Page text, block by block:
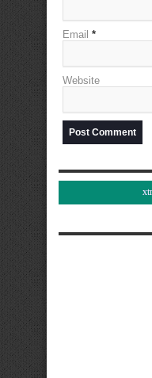
Email *
Website